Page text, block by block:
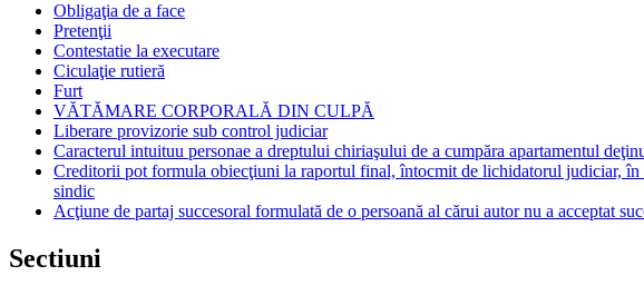
Obligaţia de a face
Pretenţii
Contestatie la executare
Ciculaţie rutieră
Furt
VĂTĂMARE CORPORALĂ DIN CULPĂ
Liberare provizorie sub control judiciar
Caracterul intuituu personae a dreptului chiriaşului de a cumpăra apartamentul
Creditorii pot formula obiecţiuni la raportul final, întocmit de lichidatorul judiciar,
sindic
Acţiune de partaj succesoral formulată de o persoană al cărui autor nu a acceptat
Sectiuni